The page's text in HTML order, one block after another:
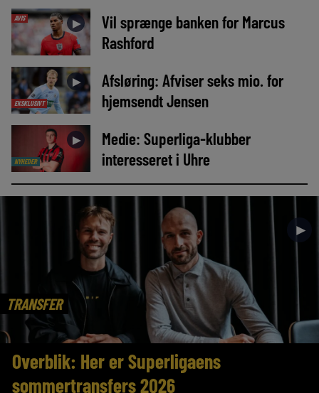
AVIS ►
Vil sprænge banken for Marcus
Rashford
EKSKLUSIVT
►
Afsløring: Afviser seks mio. for
hjemsendt Jensen
NYHEDER
►
Medie: Superliga-klubber
interesseret i Uhre
TRANSFER
►
Overblik: Her er Superligaens
sommertransfers 2026